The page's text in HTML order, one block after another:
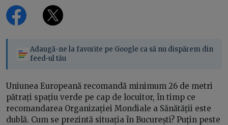
Adaugă-ne la favorite pe Google ca să nu dispărem din
feed-ul tău
Uniunea Europeană recomandă minimum 26 de metri
pătrați spațiu verde pe cap de locuitor, în timp ce
recomandarea Organizației Mondiale a Sănătății este
dublă. Cum se prezintă situația în București? Puțin peste